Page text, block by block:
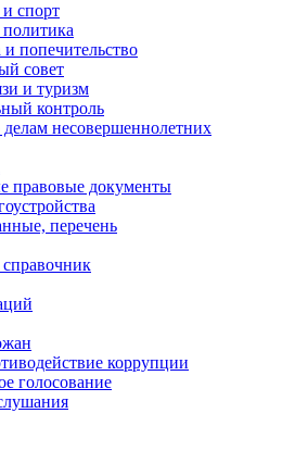
спорт
попечительство
совет
и туризм
контроль
несовершеннолетних
правовые документы
перечень
коррупции
голосование